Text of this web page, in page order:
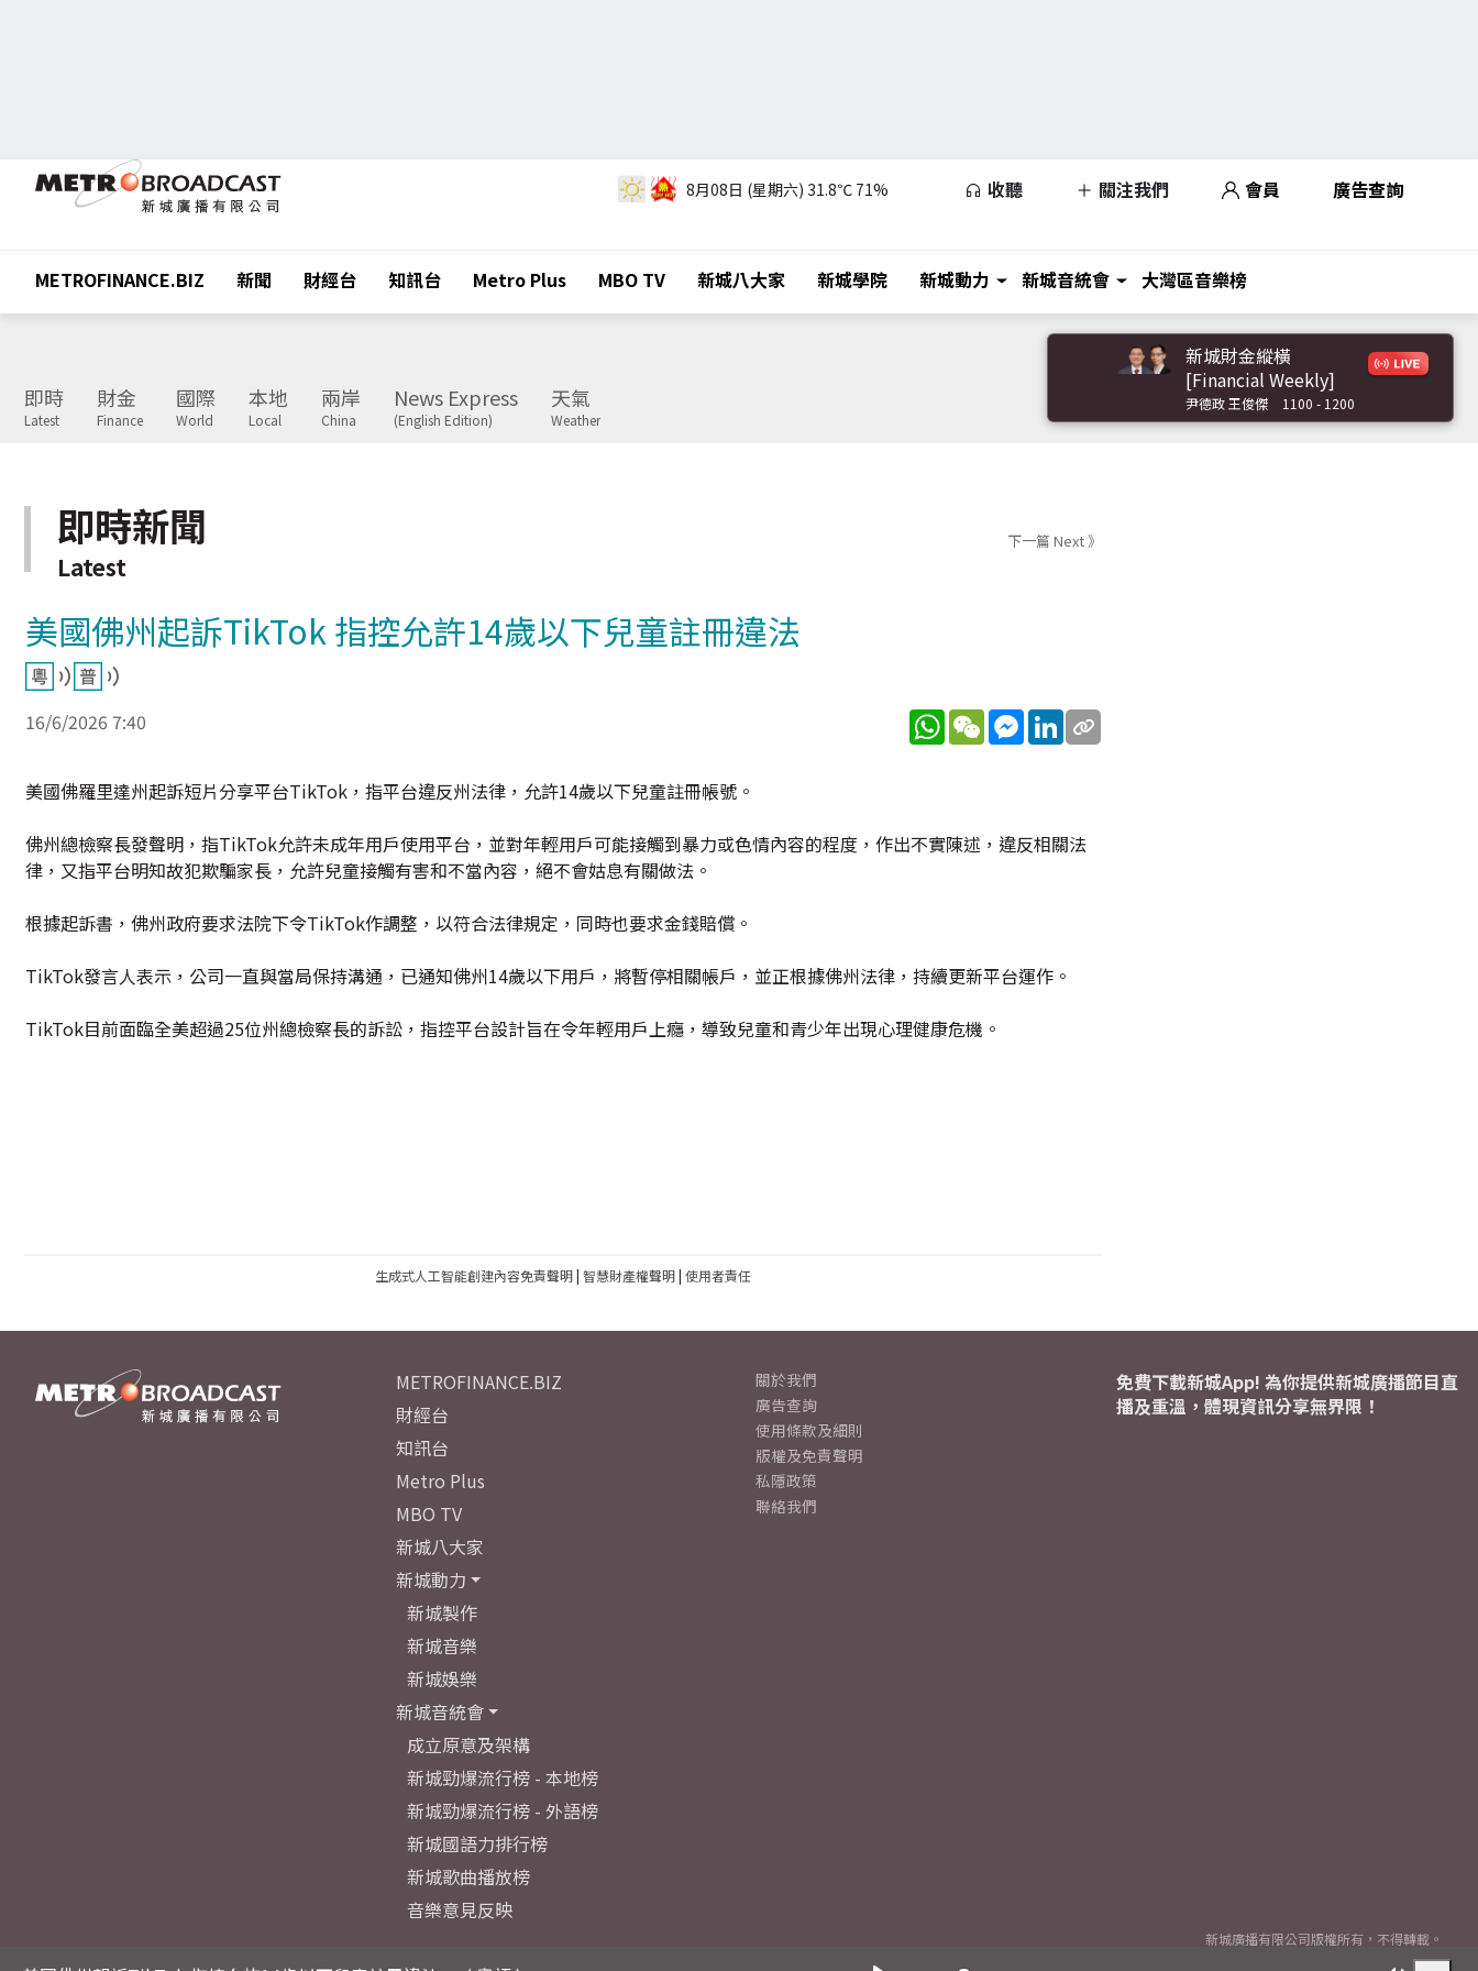
8月08日 (星期六) 31.8℃ 71% 收聽 關注我們 會員 廣告查詢
METROFINANCE.BIZ 新聞 財經台 知訊台 Metro Plus MBO TV 新城八大家 新城學院 新城動力 新城音統會 大灣區音樂榜
即時
Latest
財金
Finance
國際
World
本地
Local
兩岸
China
News Express
(English Edition)
天氣
Weather
新城財金縱橫
[Financial Weekly]
尹德政 王俊傑 1100 - 1200
即時新聞
Latest
下一篇 Next 》
美國佛州起訴TikTok 指控允許14歲以下兒童註冊違法
16/6/2026 7:40 WhatsApp
WeChatMessenger
LinkedIn
美國佛羅里達州起訴短片分享平台TikTok，指平台違反州法律，允許14歲以下兒童註冊帳號。
佛州總檢察長發聲明，指TikTok允許未成年用戶使用平台，並對年輕用戶可能接觸到暴力或色情內容的程度，作出不實陳述，違反相關法
律，又指平台明知故犯欺騙家長，允許兒童接觸有害和不當內容，絕不會姑息有關做法。
根據起訴書，佛州政府要求法院下令TikTok作調整，以符合法律規定，同時也要求金錢賠償。
TikTok發言人表示，公司一直與當局保持溝通，已通知佛州14歲以下用戶，將暫停相關帳戶，並正根據佛州法律，持續更新平台運作。
TikTok目前面臨全美超過25位州總檢察長的訴訟，指控平台設計旨在令年輕用戶上癮，導致兒童和青少年出現心理健康危機。
生成式人工智能創建內容免責聲明| 智慧財產權聲明| 使用者責任
METROFINANCE.BIZ
財經台
知訊台
Metro Plus
MBO TV
新城八大家
新城動力
新城製作
新城音樂
新城娛樂
新城音統會
成立原意及架構
新城勁爆流行榜 - 本地榜
新城勁爆流行榜 - 外語榜
新城國語力排行榜
新城歌曲播放榜
音樂意見反映
關於我們
廣告查詢
使用條款及細則
版權及免責聲明
私隱政策
聯絡我們
免費下載新城App! 為你提供新城廣播節目直
播及重溫，體現資訊分享無界限！
新城廣播有限公司版權所有，不得轉載。
2026© Metro Broadcast Corporation Limited. All rights reserved.